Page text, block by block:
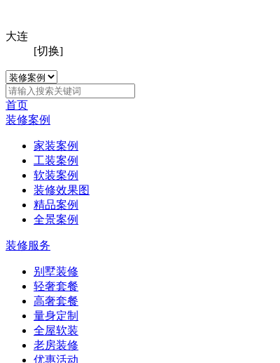
大连
[切换]
首页
装修案例
家装案例
工装案例
软装案例
装修效果图
精品案例
全景案例
装修服务
别墅装修
轻奢套餐
高奢套餐
量身定制
全屋软装
老房装修
优惠活动